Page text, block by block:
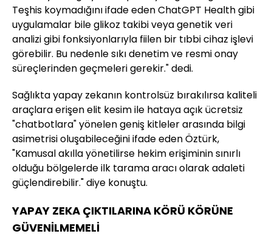
Teşhis koymadığını ifade eden ChatGPT Health gibi
uygulamalar bile glikoz takibi veya genetik veri
analizi gibi fonksiyonlarıyla fiilen bir tıbbi cihaz işlevi
görebilir. Bu nedenle sıkı denetim ve resmi onay
süreçlerinden geçmeleri gerekir." dedi.
Sağlıkta yapay zekanın kontrolsüz bırakılırsa kaliteli
araçlara erişen elit kesim ile hataya açık ücretsiz
"chatbotlara" yönelen geniş kitleler arasında bilgi
asimetrisi oluşabileceğini ifade eden Öztürk,
"Kamusal akılla yönetilirse hekim erişiminin sınırlı
olduğu bölgelerde ilk tarama aracı olarak adaleti
güçlendirebilir." diye konuştu.
YAPAY ZEKA ÇIKTILARINA KÖRÜ KÖRÜNE
GÜVENİLMEMELİ